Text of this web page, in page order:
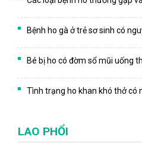
Bệnh ho gà ở trẻ sơ sinh có
Bé bị ho có đờm sổ mũi uống
Tình trạng ho khan khó thở có
LAO PHỔI